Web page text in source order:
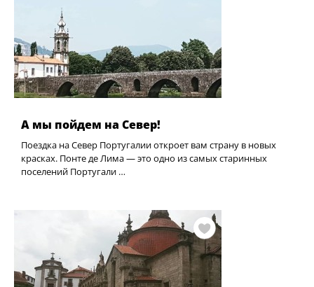
А мы пойдем на Север!
Поездка на Север Португалии откроет вам страну в новых
красках. Понте де Лима — это одно из самых старинных
поселений Португали …